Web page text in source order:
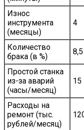
Износ
инструмента
(месяцы)
4
Количество
брака (в %)
8,5
Простой станка
из-за аварий
(часы/месяц)
15
Расходы на
ремонт (тыс.
рублей/месяц)